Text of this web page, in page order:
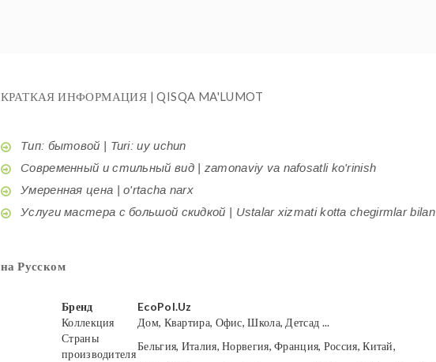
КРАТКАЯ ИНФОРМАЦИЯ | QISQA MA'LUMOT
Тип: бытовой | Turi: uy uchun
Современный и стильный вид | zamonaviy va nafosatli ko'rinish
Умеренная цена | o'rtacha narx
Услуги мастера с большой скидкой | Ustalar xizmati kotta chegirmlar bilan
на Русском
Бренд EcoPol.Uz
Коллекция
Дом, Квартира, Офис, Школа, Детсад ...
Страны
производителя
Бельгия, Италия, Норвегия, Франция, Россия, Китай,